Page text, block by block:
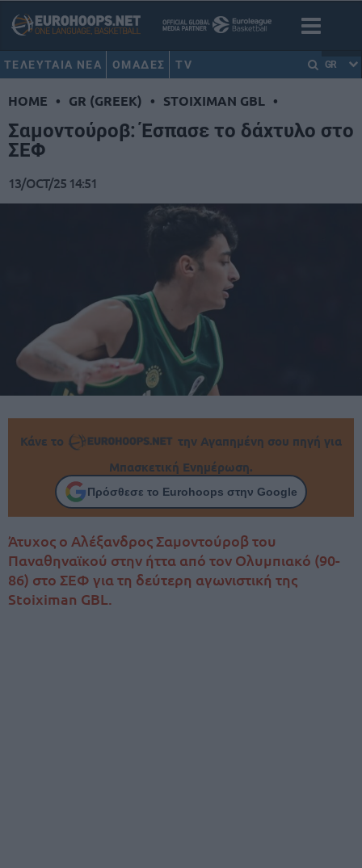
ΤΕΛΕΥΤΑΙΑ ΝΕΑ ΟΜΑΔΕΣ TV GR
HOME • GR (GREEK) • STOIXIMAN GBL •
Σαμοντούροβ: Έσπασε το δάχτυλο στο
ΣΕΦ
13/OCT/25 14:51
Κάνε το
την Αγαπημένη σου πηγή για
Μπασκετική Ενημέρωση.
Πρόσθεσε το Eurohoops στην Google
Άτυχος ο Αλέξανδρος Σαμοντούροβ του
Παναθηναϊκού στην ήττα από τον Ολυμπιακό (90-
86) στο ΣΕΦ για τη δεύτερη αγωνιστική της
Stoiximan GBL.